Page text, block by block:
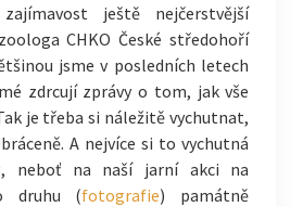
ještě nejčerstvější
CHKO České středohoří
jsme v posledních letech
zdrcují zprávy o tom, jak vše
je třeba si náležitě vychutnat,
A nejvíce si to vychutná
neboť na naší jarní akci na
druhu (fotografie) památně